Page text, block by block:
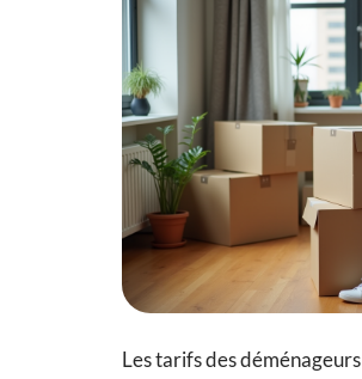
Les tarifs des